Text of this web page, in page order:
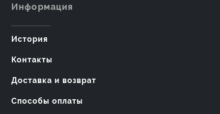
Информация
История
Контакты
Доставка и возврат
Способы оплаты